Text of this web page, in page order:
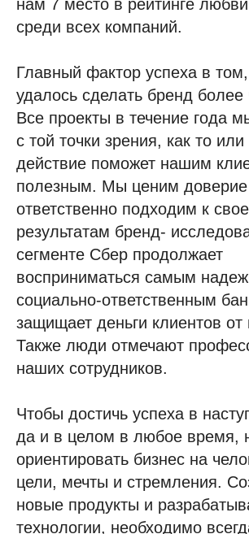
нам 7 место в рейтинге
среди всех компаний.
Главный фактор успеха в
удалось сделать бренд
Все проекты в течение года
с той точки зрения, как то
действие поможет нашим
полезным. Мы ценим
ответственно подходим к
результатам бренд-
сегменте Сбер продолжает
восприниматься самым
социально-ответственным
защищает деньги клиентов
Также люди отмечают
наших сотрудников.
Чтобы достичь успеха в
да и в целом в любое время,
ориентировать бизнес на
цели, мечты и стремления.
новые продукты и
технологии, необходимо